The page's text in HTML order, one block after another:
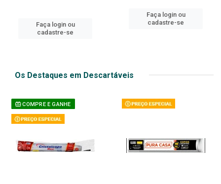
Faça login ou
cadastre-se
Faça login ou
cadastre-se
Os Destaques em Descartáveis
COMPRE E GANHE